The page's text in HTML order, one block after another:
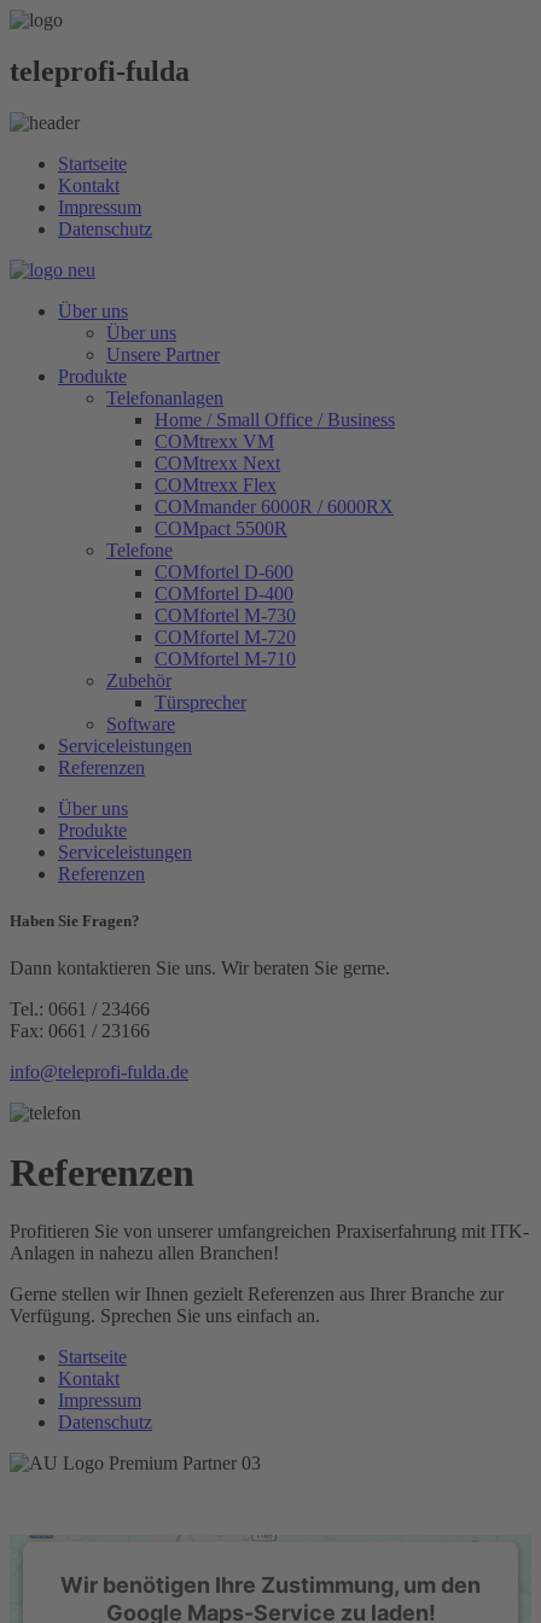
teleprofi-fulda
Startseite
Kontakt
Impressum
Datenschutz
Über uns
Über uns
Unsere Partner
Produkte
Telefonanlagen
Home / Small Office / Business
COMtrexx VM
COMtrexx Next
COMtrexx Flex
COMmander 6000R / 6000RX
COMpact 5500R
Telefone
COMfortel D-600
COMfortel D-400
COMfortel M-730
COMfortel M-720
COMfortel M-710
Zubehör
Türsprecher
Software
Serviceleistungen
Referenzen
Über uns
Produkte
Serviceleistungen
Referenzen
Haben Sie Fragen?
Dann kontaktieren Sie uns. Wir beraten Sie gerne.
Tel.: 0661 / 23466
Fax: 0661 / 23166
info@teleprofi-fulda.de
Referenzen
Profitieren Sie von unserer umfangreichen Praxiserfahrung mit ITK-
Anlagen in nahezu allen Branchen!
Gerne stellen wir Ihnen gezielt Referenzen aus Ihrer Branche zur
Verfügung. Sprechen Sie uns einfach an.
Startseite
Kontakt
Impressum
Datenschutz
Wir benötigen Ihre Zustimmung, um den
Google Maps-Service zu laden!